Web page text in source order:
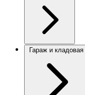
Гараж и кладовая